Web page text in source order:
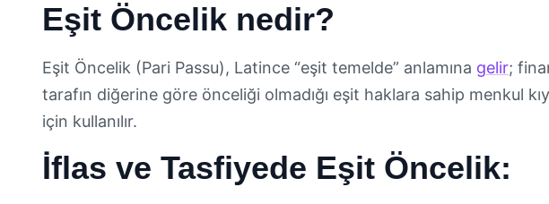
Eşit Öncelik nedir?
Eşit Öncelik (Pari Passu), Latince “eşit temelde” anlamına gelir;
tarafın diğerine göre önceliği olmadığı eşit haklara sahip menkul
için kullanılır.
İflas ve Tasfiyede Eşit Öncelik: